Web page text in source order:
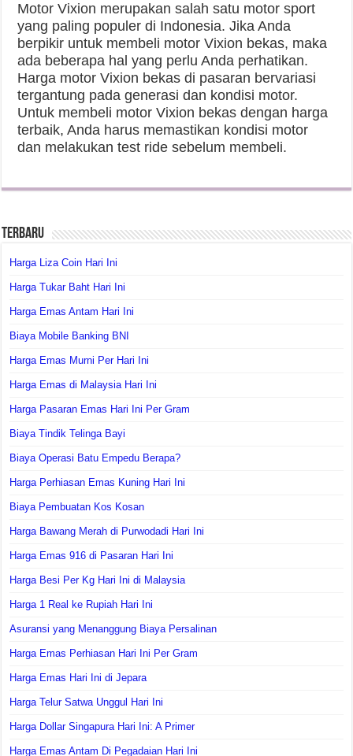
Motor Vixion merupakan salah satu motor sport
yang paling populer di Indonesia. Jika Anda
berpikir untuk membeli motor Vixion bekas, maka
ada beberapa hal yang perlu Anda perhatikan.
Harga motor Vixion bekas di pasaran bervariasi
tergantung pada generasi dan kondisi motor.
Untuk membeli motor Vixion bekas dengan harga
terbaik, Anda harus memastikan kondisi motor
dan melakukan test ride sebelum membeli.
Terbaru
Harga Liza Coin Hari Ini
Harga Tukar Baht Hari Ini
Harga Emas Antam Hari Ini
Biaya Mobile Banking BNI
Harga Emas Murni Per Hari Ini
Harga Emas di Malaysia Hari Ini
Harga Pasaran Emas Hari Ini Per Gram
Biaya Tindik Telinga Bayi
Biaya Operasi Batu Empedu Berapa?
Harga Perhiasan Emas Kuning Hari Ini
Biaya Pembuatan Kos Kosan
Harga Bawang Merah di Purwodadi Hari Ini
Harga Emas 916 di Pasaran Hari Ini
Harga Besi Per Kg Hari Ini di Malaysia
Harga 1 Real ke Rupiah Hari Ini
Asuransi yang Menanggung Biaya Persalinan
Harga Emas Perhiasan Hari Ini Per Gram
Harga Emas Hari Ini di Jepara
Harga Telur Satwa Unggul Hari Ini
Harga Dollar Singapura Hari Ini: A Primer
Harga Emas Antam Di Pegadaian Hari Ini